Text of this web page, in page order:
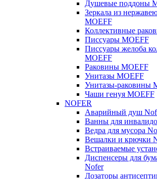
Душевые поддоны
Зеркала из
MOEFF
Коллективные
Писсуары MOEFF
Писсуары желоба
MOEFF
Раковины MOEFF
Унитазы MOEFF
Унитазы-раковины
Чаши генуя MOEFF
NOFER
Аварийный душ
Ванны для
Ведра для мусора
Вешалки и крючки
Встраиваемые
Диспенсеры для
Nofer
Дозаторы